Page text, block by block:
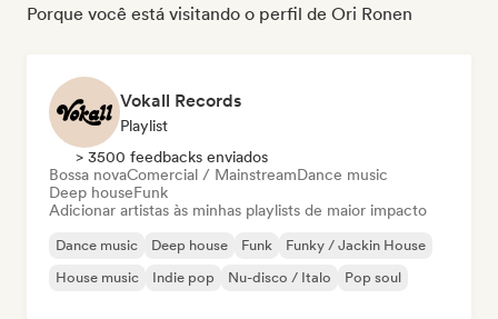
Porque você está visitando o perfil de Ori Ronen
Vokall Records
Playlist
> 3500 feedbacks enviados
Bossa novaComercial / MainstreamDance music
Deep houseFunk
Adicionar artistas às minhas playlists de maior impacto
Dance music Deep house Funk
Funky / Jackin House
House music
Indie pop Nu-disco / Italo Pop soul